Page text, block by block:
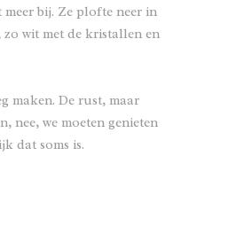
bij. Ze plofte neer in
zo wit met de kristallen en
maken. De rust, maar
nee, we moeten genieten
dat soms is.